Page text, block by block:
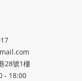
28號1樓
- 18:00